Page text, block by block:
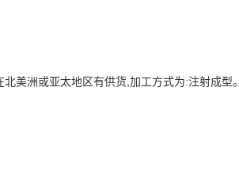
美洲或亚太地区有供货,加工方式为:注射成型。